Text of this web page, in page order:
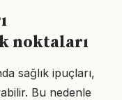
noktaları
sağlık ipuçları,
Bu nedenle